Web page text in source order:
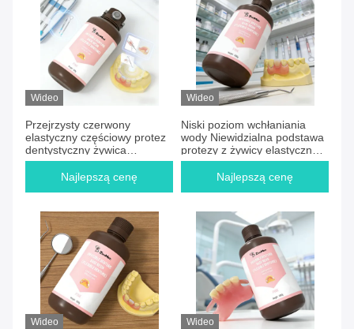
Wideo
Przejrzysty czerwony
elastyczny częściowy protez
dentystyczny żywica
niewidzialna podstawa
protezy dentystycznej żywica
elastyczna proteza
do wygodnych protez
dentystycznych
Najlepszą cenę
Wideo
Niski poziom wchłaniania
wody Niewidzialna podstawa
protezy z żywicy elastyczna
proteza zapewniająca
wysoką elastyczność i
Najlepszą cenę
Wideo Wideo